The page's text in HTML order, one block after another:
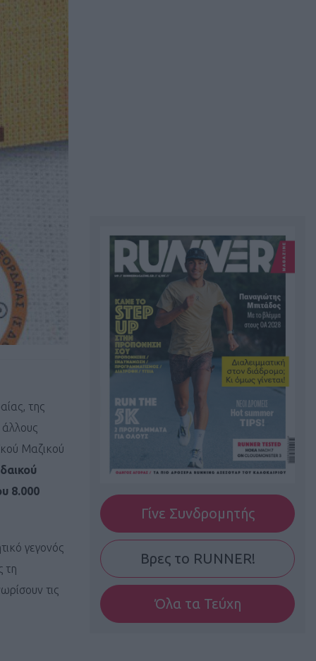
της
άλλους
Μαζικού
8.000
γεγονός
τη
τις
Γίνε Συνδρομητής
Βρες το RUNNER!
Όλα τα Τεύχη